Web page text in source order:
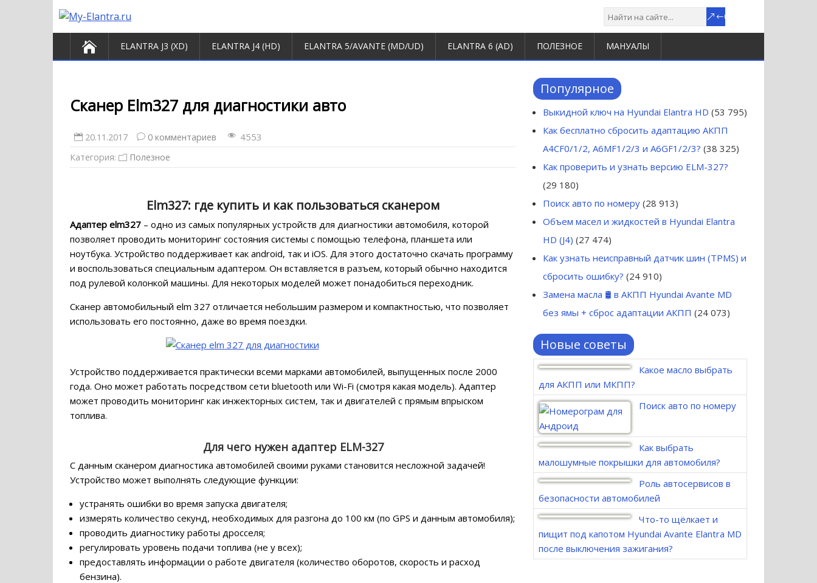
ELANTRA J3 (XD) ELANTRA J4 (HD) ELANTRA 5/AVANTE (MD/UD) ELANTRA 6 (AD) ПОЛЕЗНОЕ МАНУАЛЫ
Сканер Еlm327 для диагностики авто
20.11.2017 0 комментариев 4553
Категория: Полезное
Еlm327: где купить и как пользоваться сканером
Адаптер elm327 – одно из самых популярных устройств для диагностики автомобиля, которой
позволяет проводить мониторинг состояния системы с помощью телефона, планшета или
ноутбука. Устройство поддерживает как android, так и iOS. Для этого достаточно скачать программу
и воспользоваться специальным адаптером. Он вставляется в разъем, который обычно находится
под рулевой колонкой машины. Для некоторых моделей может понадобиться переходник.
Сканер автомобильный elm 327 отличается небольшим размером и компактностью, что позволяет
использовать его постоянно, даже во время поездки.
Устройство поддерживается практически всеми марками автомобилей, выпущенных после 2000
года. Оно может работать посредством сети bluetooth или Wi-Fi (смотря какая модель). Адаптер
может проводить мониторинг как инжекторных систем, так и двигателей с прямым впрыском
топлива.
Для чего нужен адаптер ELM-327
С данным сканером диагностика автомобилей своими руками становится несложной задачей!
Устройство может выполнять следующие функции:
устранять ошибки во время запуска двигателя;
измерять количество секунд, необходимых для разгона до 100 км (по GPS и данным автомобиля);
проводить диагностику работы дросселя;
регулировать уровень подачи топлива (не у всех);
предоставлять информации о работе двигателя (количество оборотов, скорость и расход
бензина).
Популярное
Выкидной ключ на Hyundai Elantra HD (53 795)
Как бесплатно сбросить адаптацию АКПП
A4CF0/1/2, A6MF1/2/3 и A6GF1/2/3? (38 325)
Как проверить и узнать версию ELM-327?
(29 180)
Поиск авто по номеру (28 913)
Объем масел и жидкостей в Hyundai Elantra
HD (J4) (27 474)
Как узнать неисправный датчик шин (TPMS) и
сбросить ошибку? (24 910)
Замена масла 🛢 в АКПП Hyundai Avante MD
без ямы + сброс адаптации АКПП (24 073)
Новые советы
Какое масло выбрать
для АКПП или МКПП?
Поиск авто по номеру
Как выбрать
малошумные покрышки для автомобиля?
Роль автосервисов в
безопасности автомобилей
Что-то щёлкает и
пищит под капотом Hyundai Avante Elantra MD
после выключения зажигания?